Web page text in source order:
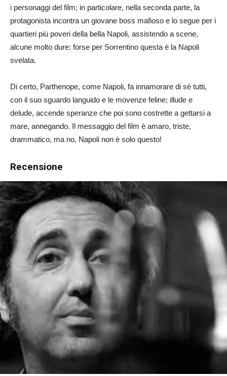
i personaggi del film; in particolare, nella seconda parte, la
protagonista incontra un giovane boss mafioso e lo segue per i
quartieri più poveri della bella Napoli, assistendo a scene,
alcune molto dure: forse per Sorrentino questa è la Napoli
svelata.
Di certo, Parthenope, come Napoli, fa innamorare di sè tutti,
con il suo sguardo languido e le movenze feline; illude e
delude, accende speranze che poi sono costrette a gettarsi a
mare, annegando. Il messaggio del film è amaro, triste,
drammatico, ma no, Napoli non è solo questo!
Recensione